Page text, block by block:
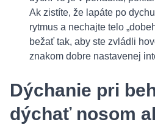
Ak zistíte, že lapáte po
rytmus a nechajte telo
bežať tak, aby ste zvládli
znakom dobre nastavenej
Dýchanie pri
dýchať nosom